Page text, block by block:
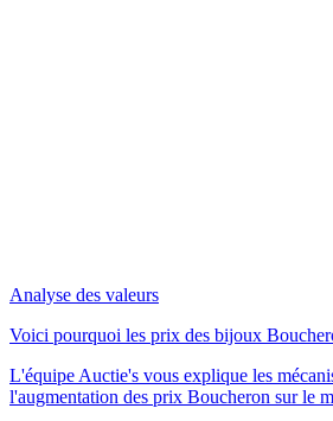
Analyse des valeurs
Voici pourquoi les prix des bijoux
L'équipe Auctie's vous explique les
l'augmentation des prix Boucheron sur le